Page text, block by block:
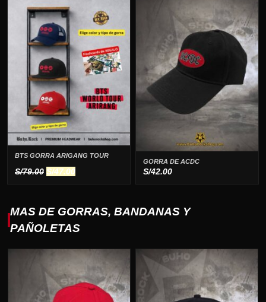
BTS GORRA ARIGANG TOUR
S/79.00 El
era:
S/47.00El
es:
GORRA DE ACDC
S/42.00
MAS DE GORRAS, BANDANAS Y
PAÑOLETAS